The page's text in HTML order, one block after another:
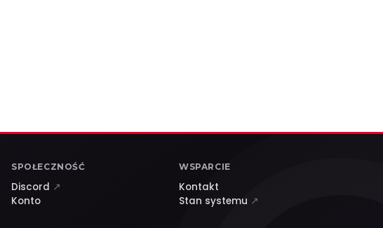
SPOŁECZNOŚĆ
Discord ↗
Konto
WSPARCIE
Kontakt
Stan systemu ↗